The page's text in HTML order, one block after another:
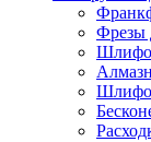
Фрезы